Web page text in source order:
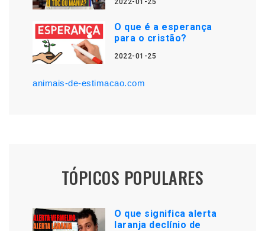
2022-01-25
O que é a esperança
para o cristão?
2022-01-25
animais-de-estimacao.com
TÓPICOS POPULARES
O que significa alerta
laranja declínio de